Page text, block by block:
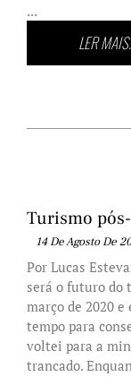
...
LER
Turismo
14 De Agosto De
Por Lucas
será o futuro do
março de 2020
tempo para
voltei para a
trancado.